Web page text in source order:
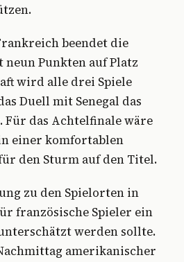
beendet die
neun Punkten auf Platz
wird alle drei Spiele
Duell mit Senegal das
Für das Achtelfinale wäre
einer komfortablen
den Sturm auf den Titel.
zu den Spielorten in
französische Spieler ein
werden sollte.
amerikanischer